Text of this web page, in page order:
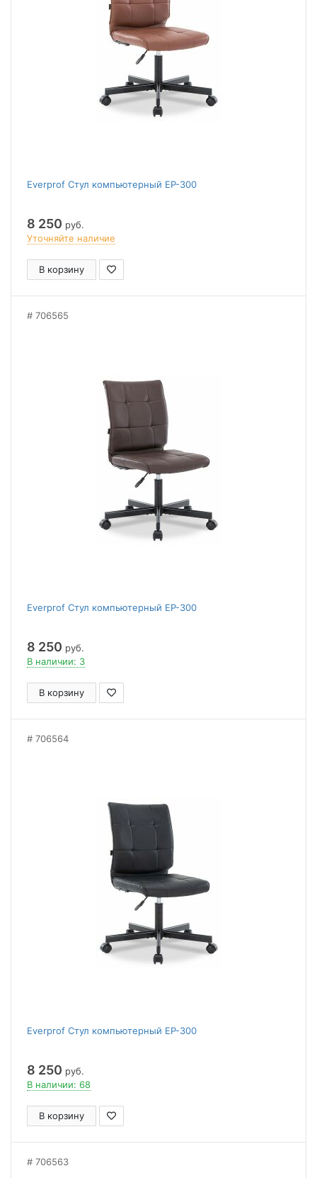
Everprof Стул компьютерный EP-300
8 250 руб.
Уточняйте наличие
В корзину
706565
Everprof Стул компьютерный EP-300
8 250 руб.
В наличии: 3
В корзину
706564
Everprof Стул компьютерный EP-300
8 250 руб.
В наличии: 68
В корзину
706563